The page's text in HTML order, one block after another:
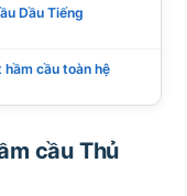
Dầu Tiếng
hầm cầu toàn hệ
cầu Thủ